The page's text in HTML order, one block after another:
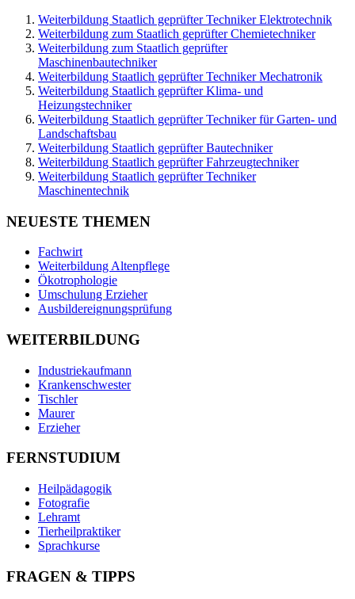
Weiterbildung Staatlich geprüfter Techniker Elektrotechnik
Weiterbildung zum Staatlich geprüfter Chemietechniker
Weiterbildung zum Staatlich geprüfter
Maschinenbautechniker
Weiterbildung Staatlich geprüfter Techniker Mechatronik
Weiterbildung Staatlich geprüfter Klima- und
Heizungstechniker
Weiterbildung Staatlich geprüfter Techniker für Garten- und
Landschaftsbau
Weiterbildung Staatlich geprüfter Bautechniker
Weiterbildung Staatlich geprüfter Fahrzeugtechniker
Weiterbildung Staatlich geprüfter Techniker
Maschinentechnik
NEUESTE THEMEN
Fachwirt
Weiterbildung Altenpflege
Ökotrophologie
Umschulung Erzieher
Ausbildereignungsprüfung
WEITERBILDUNG
Industriekaufmann
Krankenschwester
Tischler
Maurer
Erzieher
FERNSTUDIUM
Heilpädagogik
Fotografie
Lehramt
Tierheilpraktiker
Sprachkurse
FRAGEN & TIPPS